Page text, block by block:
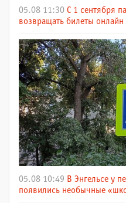
05.08 11:30 С 1 сентября
возвращать билеты онлайн
05.08 10:49 В Энгельсе у
появились необычные